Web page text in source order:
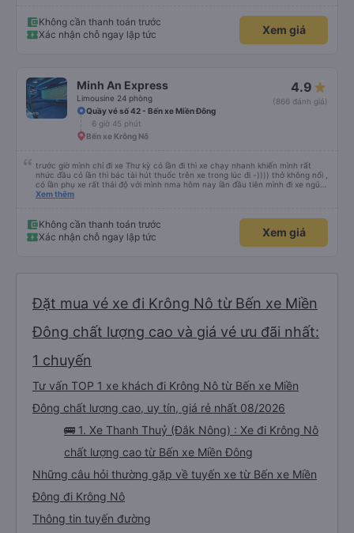
Không cần thanh toán trước
Xác nhận chỗ ngay lập tức
Xem giá
Minh An Express
Limousine 24 phòng
4.9
(866 đánh giá)
Quầy vé số 42 - Bến xe Miền Đông
6 giờ 45 phút
Bến xe Krông Nô
trước giờ mình chỉ đi xe Thư kỳ có lần đi thì xe chạy nhanh khiến mình rất
nhức đầu có lần thì bác tài hút thuốc trên xe trong lúc đi -)))) thở không nổi ,
có lần phụ xe rất thái độ với mình nma hôm nay lần đầu tiên mình đi xe ngủ
rất ngon chạy êm lắm phải nói là đã bác tài và anh phụ xe còn dễ thương
Xem thêm
Không cần thanh toán trước
Xác nhận chỗ ngay lập tức
Xem giá
Đặt mua vé xe đi Krông Nô từ Bến xe Miền
Đông chất lượng cao và giá vé ưu đãi nhất:
1 chuyến
Tư vấn TOP 1 xe khách đi Krông Nô từ Bến xe Miền
Đông chất lượng cao, uy tín, giá rẻ nhất 08/2026
🚌 1. Xe Thanh Thuỷ (Đắk Nông) : Xe đi Krông Nô
chất lượng cao từ Bến xe Miền Đông
Những câu hỏi thường gặp về tuyến xe từ Bến xe Miền
Đông đi Krông Nô
Thông tin tuyến đường